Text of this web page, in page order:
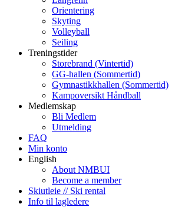
Orientering
Skyting
Volleyball
Seiling
Treningstider
Storebrand (Vintertid)
GG-hallen (Sommertid)
Gymnastikkhallen (Sommertid)
Kampoversikt Håndball
Medlemskap
Bli Medlem
Utmelding
FAQ
Min konto
English
About NMBUI
Become a member
Skiutleie // Ski rental
Info til lagledere